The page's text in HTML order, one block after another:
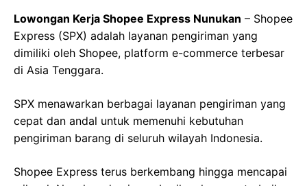
Lowongan Kerja Shopee Express Nunukan – Shopee
Express (SPX) adalah layanan pengiriman yang
dimiliki oleh Shopee, platform e-commerce terbesar
di Asia Tenggara.
SPX menawarkan berbagai layanan pengiriman yang
cepat dan andal untuk memenuhi kebutuhan
pengiriman barang di seluruh wilayah Indonesia.
Shopee Express terus berkembang hingga mencapai